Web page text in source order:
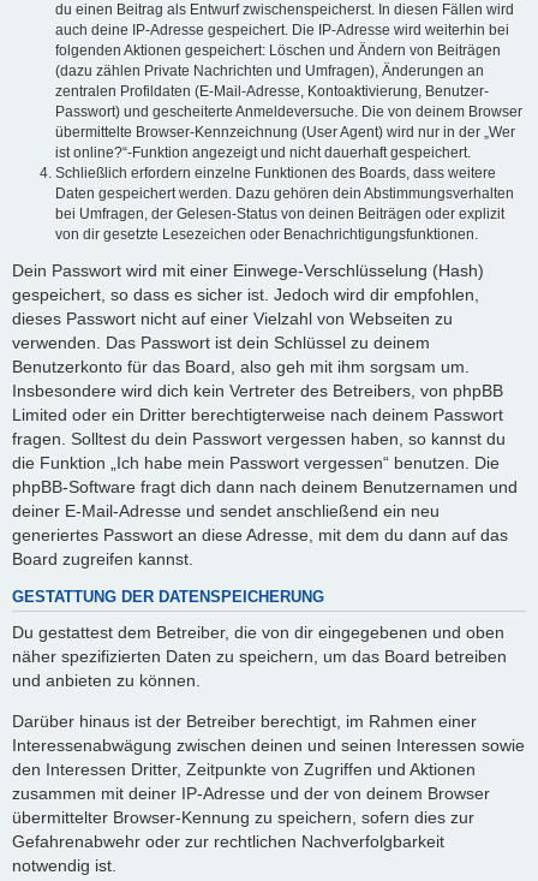
du einen Beitrag als Entwurf zwischenspeicherst. In diesen Fällen wird
auch deine IP-Adresse gespeichert. Die IP-Adresse wird weiterhin bei
folgenden Aktionen gespeichert: Löschen und Ändern von Beiträgen
(dazu zählen Private Nachrichten und Umfragen), Änderungen an
zentralen Profildaten (E-Mail-Adresse, Kontoaktivierung, Benutzer-
Passwort) und gescheiterte Anmeldeversuche. Die von deinem Browser
übermittelte Browser-Kennzeichnung (User Agent) wird nur in der „Wer
ist online?“-Funktion angezeigt und nicht dauerhaft gespeichert.
Schließlich erfordern einzelne Funktionen des Boards, dass weitere
Daten gespeichert werden. Dazu gehören dein Abstimmungsverhalten
bei Umfragen, der Gelesen-Status von deinen Beiträgen oder explizit
von dir gesetzte Lesezeichen oder Benachrichtigungsfunktionen.
Dein Passwort wird mit einer Einwege-Verschlüsselung (Hash)
gespeichert, so dass es sicher ist. Jedoch wird dir empfohlen,
dieses Passwort nicht auf einer Vielzahl von Webseiten zu
verwenden. Das Passwort ist dein Schlüssel zu deinem
Benutzerkonto für das Board, also geh mit ihm sorgsam um.
Insbesondere wird dich kein Vertreter des Betreibers, von phpBB
Limited oder ein Dritter berechtigterweise nach deinem Passwort
fragen. Solltest du dein Passwort vergessen haben, so kannst du
die Funktion „Ich habe mein Passwort vergessen“ benutzen. Die
phpBB-Software fragt dich dann nach deinem Benutzernamen und
deiner E-Mail-Adresse und sendet anschließend ein neu
generiertes Passwort an diese Adresse, mit dem du dann auf das
Board zugreifen kannst.
GESTATTUNG DER DATENSPEICHERUNG
Du gestattest dem Betreiber, die von dir eingegebenen und oben
näher spezifizierten Daten zu speichern, um das Board betreiben
und anbieten zu können.
Darüber hinaus ist der Betreiber berechtigt, im Rahmen einer
Interessenabwägung zwischen deinen und seinen Interessen sowie
den Interessen Dritter, Zeitpunkte von Zugriffen und Aktionen
zusammen mit deiner IP-Adresse und der von deinem Browser
übermittelter Browser-Kennung zu speichern, sofern dies zur
Gefahrenabwehr oder zur rechtlichen Nachverfolgbarkeit
notwendig ist.